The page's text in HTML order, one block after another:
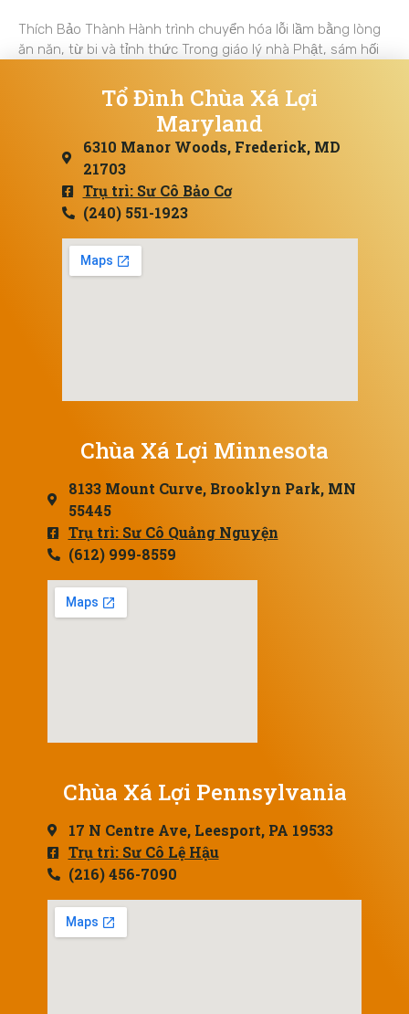
Thích Bảo Thành Hành trình chuyển hóa lỗi lầm bằng lòng
ăn năn, từ bi và tỉnh thức Trong giáo lý nhà Phật, sám hối
Tổ Đình Chùa Xá Lợi
Maryland
6310 Manor Woods, Frederick, MD
21703
Trụ trì: Sư Cô Bảo Cơ
(240) 551-1923
Chùa Xá Lợi Minnesota
8133 Mount Curve, Brooklyn Park, MN
55445
Trụ trì: Sư Cô Quảng Nguyện
(612) 999-8559
Chùa Xá Lợi Pennsylvania
17 N Centre Ave, Leesport, PA 19533
Trụ trì: Sư Cô Lệ Hậu
(216) 456-7090